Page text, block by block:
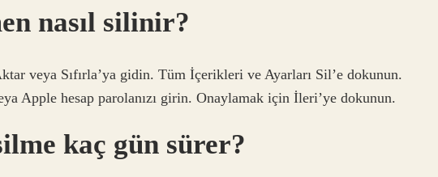
nasıl silinir?
veya Sıfırla’ya gidin. Tüm İçerikleri ve Ayarları Sil’e dokunun.
Apple hesap parolanızı girin. Onaylamak için İleri’ye dokunun.
kaç gün sürer?